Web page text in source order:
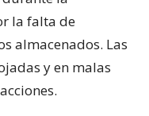
la falta de
almacenados. Las
y en malas